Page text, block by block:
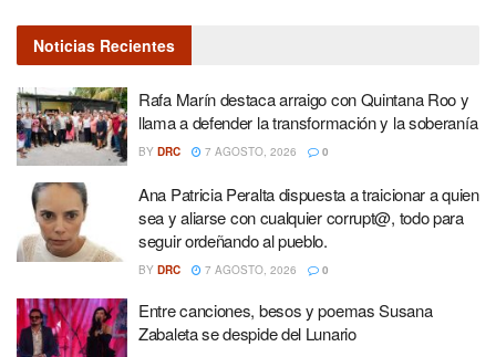
Noticias Recientes
Rafa Marín destaca arraigo con Quintana Roo y
llama a defender la transformación y la soberanía
BY DRC 7 AGOSTO, 2026 0
Ana Patricia Peralta dispuesta a traicionar a quien
sea y aliarse con cualquier corrupt@, todo para
seguir ordeñando al pueblo.
BY DRC 7 AGOSTO, 2026 0
Entre canciones, besos y poemas Susana
Zabaleta se despide del Lunario